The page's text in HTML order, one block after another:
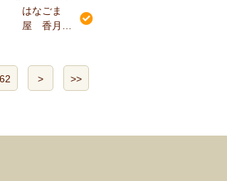
はなごま
屋 香月恵
62 > >>